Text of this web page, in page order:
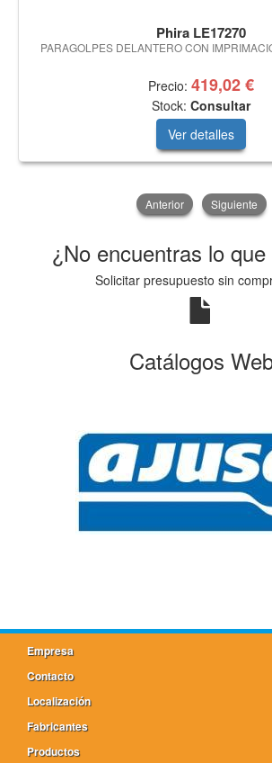
Phira LE17270
PARAGOLPES DELANTERO CON
Precio: 419,02 €
Stock: Consultar
Ver detalles
Anterior Siguiente
¿No encuentras lo
Solicitar presupuesto sin
Catálogos
Empresa
Contacto
Localización
Fabricantes
Productos